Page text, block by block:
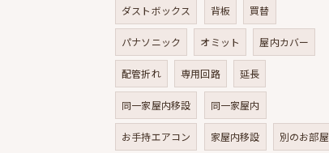
ダストボックス 背板 買替
パナソニック オミット 屋内カバー
配管折れ 専用回路 延長
同一家屋内移設 同一家屋内
お手持エアコン 家屋内移設 別のお部屋